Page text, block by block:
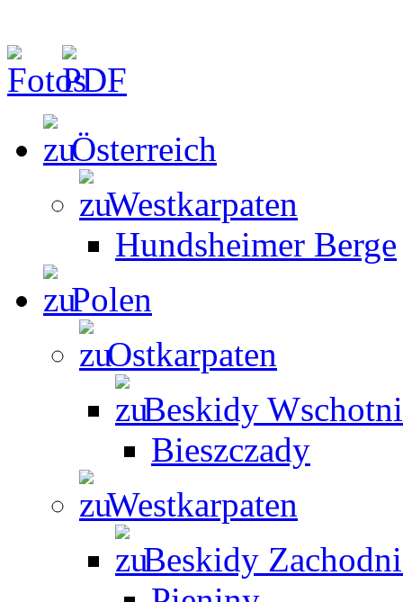
Österreich
Westkarpaten
Hundsheimer Berge
Polen
Ostkarpaten
Beskidy
Bieszczady
Westkarpaten
Beskidy